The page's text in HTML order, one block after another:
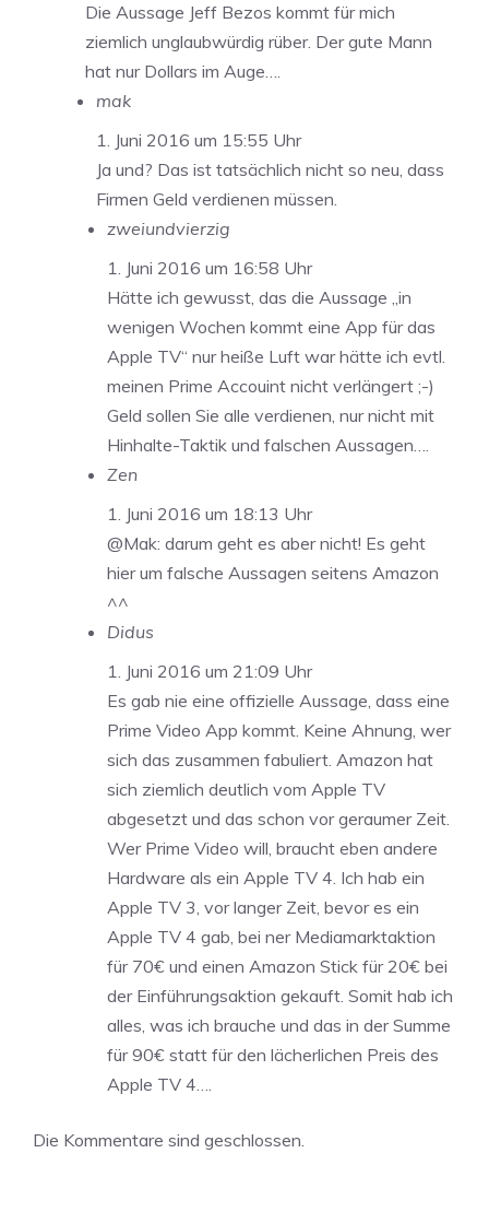
Die Aussage Jeff Bezos kommt für mich
ziemlich unglaubwürdig rüber. Der gute Mann
hat nur Dollars im Auge….
mak
1. Juni 2016 um 15:55 Uhr
Ja und? Das ist tatsächlich nicht so neu, dass
Firmen Geld verdienen müssen.
zweiundvierzig
1. Juni 2016 um 16:58 Uhr
Hätte ich gewusst, das die Aussage „in
wenigen Wochen kommt eine App für das
Apple TV“ nur heiße Luft war hätte ich evtl.
meinen Prime Accouint nicht verlängert ;-)
Geld sollen Sie alle verdienen, nur nicht mit
Hinhalte-Taktik und falschen Aussagen….
Zen
1. Juni 2016 um 18:13 Uhr
@Mak: darum geht es aber nicht! Es geht
hier um falsche Aussagen seitens Amazon
^^
Didus
1. Juni 2016 um 21:09 Uhr
Es gab nie eine offizielle Aussage, dass eine
Prime Video App kommt. Keine Ahnung, wer
sich das zusammen fabuliert. Amazon hat
sich ziemlich deutlich vom Apple TV
abgesetzt und das schon vor geraumer Zeit.
Wer Prime Video will, braucht eben andere
Hardware als ein Apple TV 4. Ich hab ein
Apple TV 3, vor langer Zeit, bevor es ein
Apple TV 4 gab, bei ner Mediamarktaktion
für 70€ und einen Amazon Stick für 20€ bei
der Einführungsaktion gekauft. Somit hab ich
alles, was ich brauche und das in der Summe
für 90€ statt für den lächerlichen Preis des
Apple TV 4….
Die Kommentare sind geschlossen.